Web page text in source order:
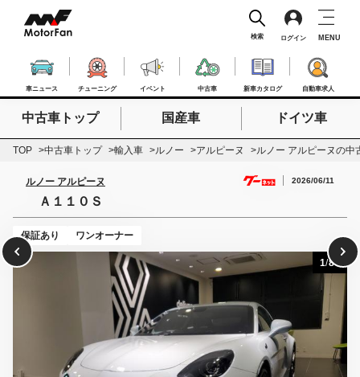
車ニュース チューニング イベント 中古車 新車カタログ 自動車求人
検索 ログイン MENU
検索したいキーワードを入力
検索
中古車トップ 国産車 ドイツ車
TOP 中古車トップ 輸入車 ルノー アルピーヌ ルノー アルピーヌの中
ルノー アルピーヌ 2026/06/11
Ａ１１０Ｓ
保証あり ワンオーナー
1/80